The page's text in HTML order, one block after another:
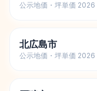
公示地価・坪単価 2026
北広島市
公示地価・坪単価 2026